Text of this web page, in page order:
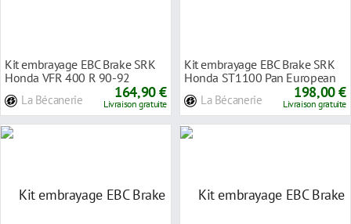
Kit embrayage EBC Brake SRK
Honda VFR 400 R 90-92
La Bécanerie 164,90 €
Livraison gratuite
Kit embrayage EBC Brake SRK
Honda ST1100 Pan European
La Bécanerie 198,00 €
Livraison gratuite